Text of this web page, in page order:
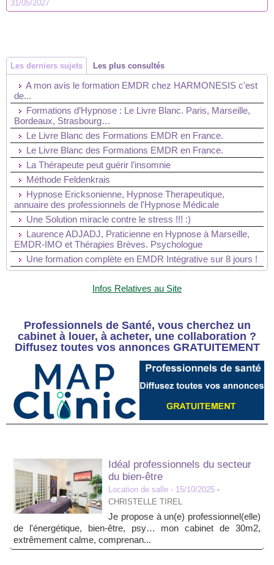
31/05/2027
Les derniers sujets Les plus consultés
A mon avis le formation EMDR chez HARMONESIS c'est
de...
Formations d’Hypnose : Le Livre Blanc. Paris, Marseille,
Bordeaux, Strasbourg…
Le Livre Blanc des Formations EMDR en France.
Le Livre Blanc des Formations EMDR en France.
La Thérapeute peut guérir l’insomnie
Méthode Feldenkrais
Hypnose Ericksonienne, Hypnose Therapeutique,
annuaire des professionnels de l'Hypnose Médicale
Une Solution miracle contre le stress !!! :)
Laurence ADJADJ, Praticienne en Hypnose à Marseille,
EMDR-IMO et Thérapies Brèves. Psychologue
Une formation complète en EMDR Intégrative sur 8 jours !
Infos Relatives au Site
Professionnels de Santé, vous cherchez un
cabinet à louer, à acheter, une collaboration ?
Diffusez toutes vos annonces GRATUITEMENT
Idéal professionnels du secteur
du bien-être
Location de salle - 15/10/2025 -
CHRISTELLE TIREL
Je propose à un(e) professionnel(elle)
de l'énergétique, bien-être, psy… mon cabinet de 30m2,
extrêmement calme, comprenan...